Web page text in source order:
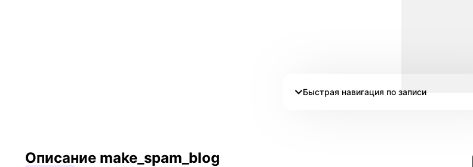
Быстрая навигация по записи
Описание make_spam_blog